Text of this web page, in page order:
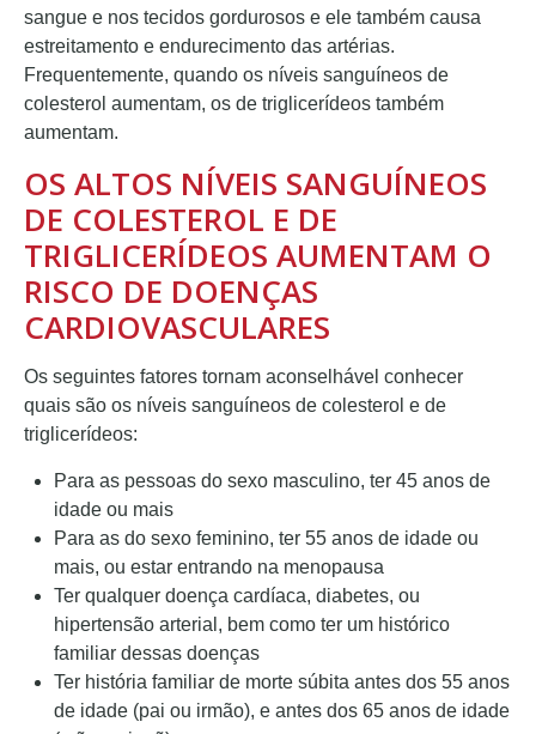
sangue e nos tecidos gordurosos e ele também causa
estreitamento e endurecimento das artérias.
Frequentemente, quando os níveis sanguíneos de
colesterol aumentam, os de triglicerídeos também
aumentam.
OS ALTOS NÍVEIS SANGUÍNEOS
DE COLESTEROL E DE
TRIGLICERÍDEOS AUMENTAM O
RISCO DE DOENÇAS
CARDIOVASCULARES
Os seguintes fatores tornam aconselhável conhecer
quais são os níveis sanguíneos de colesterol e de
triglicerídeos:
Para as pessoas do sexo masculino, ter 45 anos de
idade ou mais
Para as do sexo feminino, ter 55 anos de idade ou
mais, ou estar entrando na menopausa
Ter qualquer doença cardíaca, diabetes, ou
hipertensão arterial, bem como ter um histórico
familiar dessas doenças
Ter história familiar de morte súbita antes dos 55 anos
de idade (pai ou irmão), e antes dos 65 anos de idade